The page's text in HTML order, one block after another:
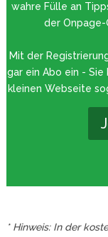
wahre Fülle an
der
Mit der
gar ein Abo ein -
kleinen Webseite
* Hinweis: In der